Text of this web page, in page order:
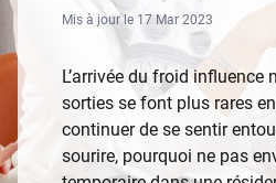
Mis à jour le 17 Mar 2023
L’arrivée du froid influence
sorties se font plus rares
continuer de se sentir
sourire, pourquoi ne pas